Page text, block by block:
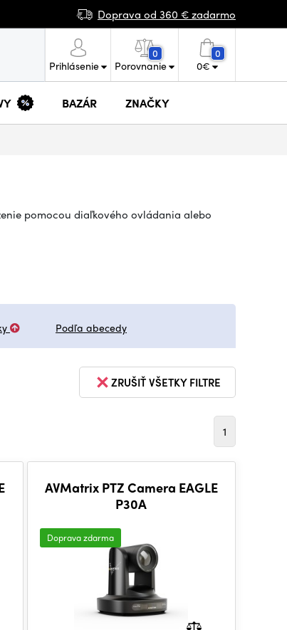
Doprava od 360 € zadarmo
Prihlásenie
0
Porovnanie
0
0€
BAZÁR ZNAČKY
pomocou diaľkového ovládania alebo
Podľa abecedy
ZRUŠIŤ VŠETKY FILTRE
1
AVMatrix PTZ Camera EAGLE
P30A
Doprava zdarma